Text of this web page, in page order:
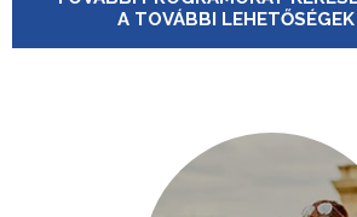
A TOVÁBBI